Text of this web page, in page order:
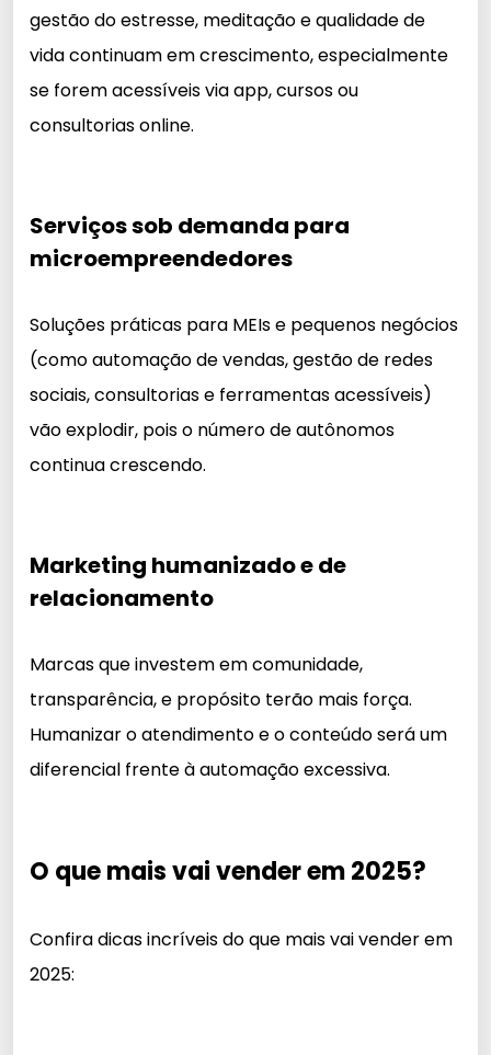
gestão do estresse, meditação e qualidade de
vida continuam em crescimento, especialmente
se forem acessíveis via app, cursos ou
consultorias online.
Serviços sob demanda para
microempreendedores
Soluções práticas para MEIs e pequenos negócios
(como automação de vendas, gestão de redes
sociais, consultorias e ferramentas acessíveis)
vão explodir, pois o número de autônomos
continua crescendo.
Marketing humanizado e de
relacionamento
Marcas que investem em comunidade,
transparência, e propósito terão mais força.
Humanizar o atendimento e o conteúdo será um
diferencial frente à automação excessiva.
O que mais vai vender em 2025?
Confira dicas incríveis do que mais vai vender em
2025: